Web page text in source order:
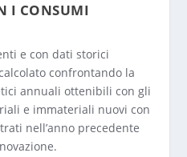
I CONSUMI
e con dati storici
confrontando la
annuali ottenibili con gli
e immateriali nuovi con
nell’anno precedente